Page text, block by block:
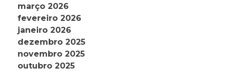
março 2026
fevereiro 2026
janeiro 2026
dezembro 2025
novembro 2025
outubro 2025